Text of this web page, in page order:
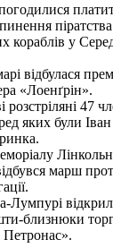
кораблів у
відбулася
«Лоенґрін».
47
яких були
марш
Лумпурі
близнюки